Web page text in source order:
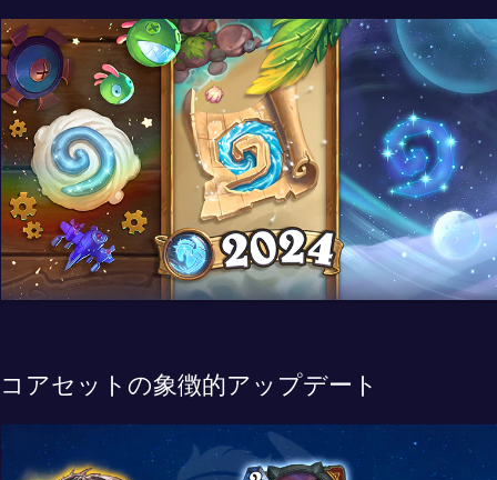
コアセットの象徴的アップデート